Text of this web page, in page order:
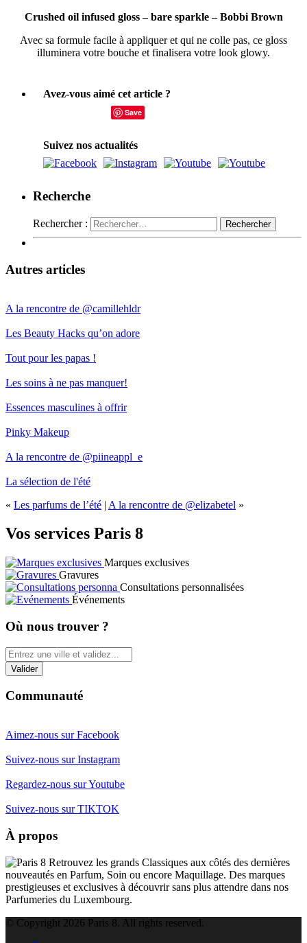
Crushed oil infused gloss – bare sparkle – Bobbi Brown
Avec sa formule facile à appliquer et qui ne colle pas, ce gloss
illuminera votre bouche et finalisera votre look glowy.
Avez-vous aimé cet article ?
Save
Suivez nos actualités
Recherche
Rechercher :
Autres articles
A la rencontre de @camillehldr
Les Beauty Hacks qu’on adore
Tout pour les papas !
Les soins à ne pas manquer!
Essences masculines à offrir
Pinky Makeup
A la rencontre de @piineappl_e
La sélection de l'été
« Les parfums de l’été | A la rencontre de @elizabetel »
Vos services Paris 8
Marques exclusives
Gravures
Consultations personnalisées
Événements
Où nous trouver ?
Communauté
Aimez-nous sur Facebook
Suivez-nous sur Instagram
Regardez-nous sur Youtube
Suivez-nous sur TIKTOK
À propos
Retrouvez les grands Classiques aux côtés des dernières
nouveautés en Parfum, Soin ou encore Maquillage. Des marques
prestigieuses et exclusives à découvrir sans plus attendre dans nos
Parfumeries du Luxembourg.
© Copyright 2026 Paris 8. All rights reserved.